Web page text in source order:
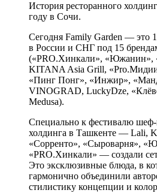
История ресторанного
году в Сочи.
Сегодня Family Garden — это
в России и СНГ под 15
(«PRO.Хинкали», «Южанин»,
KITANA Asia Grill,
«Пинг Понг», «Инжир»,
VINOGRAD, LuckyDze,
Medusa).
Специально к фестивалю шеф-
холдинга в Ташкенте — Lali,
«Сорренто», «Сыроварня»,
«PRO.Хинкали» — создали
Это эксклюзивные блюда, в
гармонично объединили
стилистику концепции и